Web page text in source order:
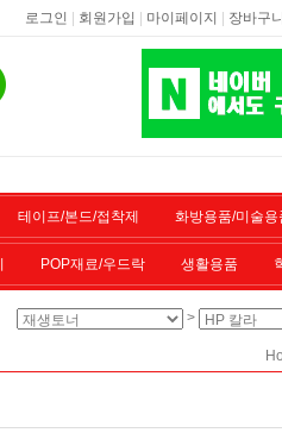
로그인 | 회원가입 | 마이페이지 | 장바구니
테이프/본드/접착제 화방용품/미술용
POP재료/우드락 생활용품
>